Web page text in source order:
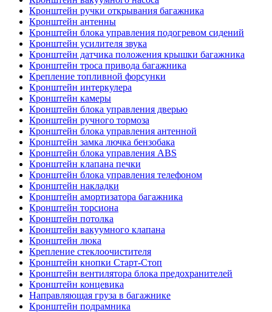
Кронштейн ручки открывания багажника
Кронштейн антенны
Кронштейн блока управления подогревом сидений
Кронштейн усилителя звука
Кронштейн датчика положения крышки багажника
Кронштейн троса привода багажника
Крепление топливной форсунки
Кронштейн интеркулера
Кронштейн камеры
Кронштейн блока управления дверью
Кронштейн ручного тормоза
Кронштейн блока управления антенной
Кронштейн замка лючка бензобака
Кронштейн блока управления ABS
Кронштейн клапана печки
Кронштейн блока управления телефоном
Кронштейн накладки
Кронштейн амортизатора багажника
Кронштейн торсиона
Кронштейн потолка
Кронштейн вакуумного клапана
Кронштейн люка
Крепление стеклоочистителя
Кронштейн кнопки Старт-Стоп
Кронштейн вентилятора блока предохранителей
Кронштейн концевика
Направляющая груза в багажнике
Кронштейн подрамника